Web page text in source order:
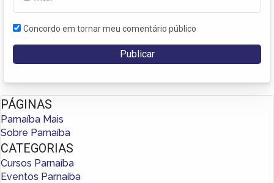
Concordo em tornar meu comentário público
PÁGINAS
Parnaíba Mais
Sobre Parnaíba
CATEGORIAS
Cursos Parnaíba
Eventos Parnaíba